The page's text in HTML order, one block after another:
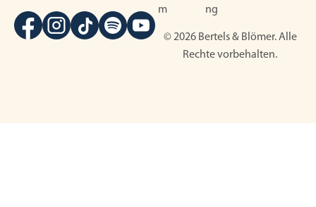
m
ng
© 2026 Bertels & Blömer. Alle
Rechte vorbehalten.